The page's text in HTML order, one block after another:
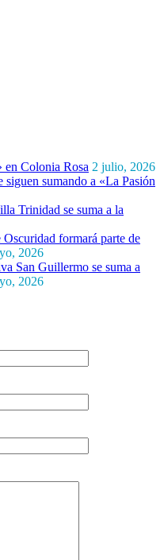
en Colonia Rosa 2 julio, 2026
sumando a «La Pasión
Trinidad se suma a la
formará parte de
2026
San Guillermo se suma a
2026